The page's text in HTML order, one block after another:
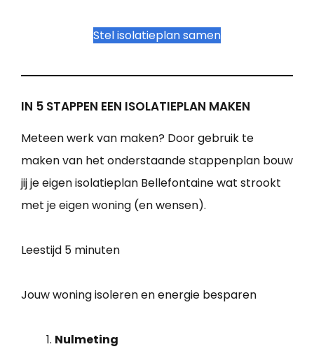
Stel isolatieplan samen
IN 5 STAPPEN EEN ISOLATIEPLAN MAKEN
Meteen werk van maken? Door gebruik te
maken van het onderstaande stappenplan bouw
jij je eigen isolatieplan Bellefontaine wat strookt
met je eigen woning (en wensen).
Leestijd 5 minuten
Jouw woning isoleren en energie besparen
Nulmeting